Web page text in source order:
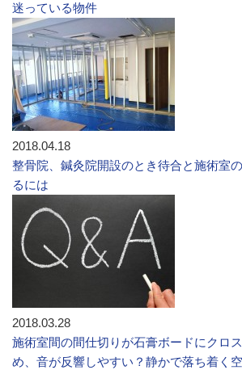
迷っている物件
2018.04.18
整骨院、鍼灸院開設のとき待合と施術室
るには
2018.03.28
施術室間の間仕切りが石膏ボードにクロ
め、音が反響しやすい？静かで落ち着く